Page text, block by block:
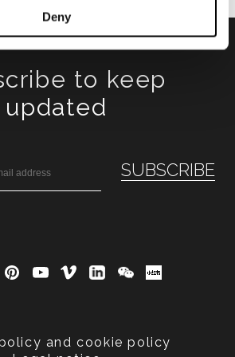
Deny
to keep
updated
and cookie policy